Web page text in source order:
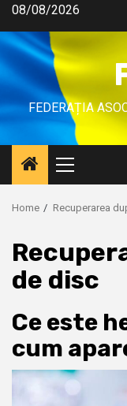
08/08/2026
FEDERAȚIA
Home Recuperarea
de disc
Ce este
cum